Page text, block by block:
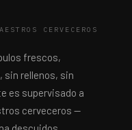
CERVECEROS
frescos,
sin rellenos, sin
es supervisado a
cerveceros —